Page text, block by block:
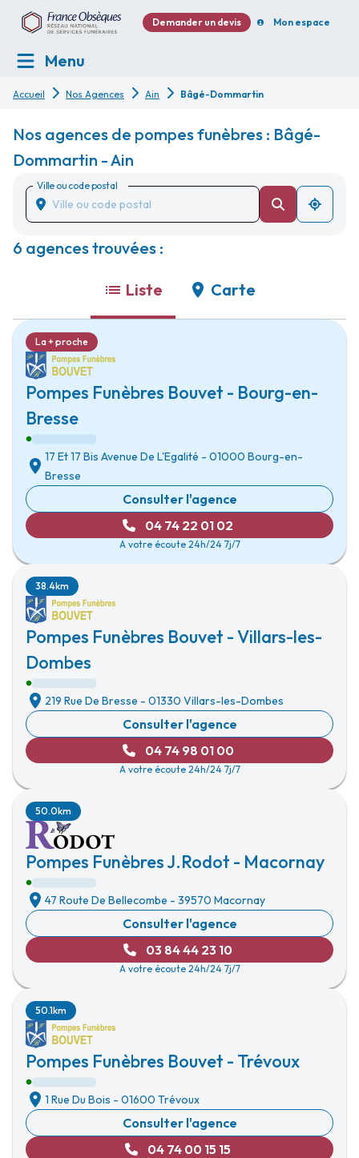
Demander un devis Mon espace
Menu
Accueil Nos Agences Ain Bâgé-Dommartin
Nos agences de pompes funèbres : Bâgé-
Dommartin - Ain
Ville ou code postal
6 agences trouvées :
Liste Carte
Pompes Funèbres Bouvet - Bourg-en-
Bresse
La + proche
17 Et 17 Bis Avenue De L'Egalité - 01000 Bourg-en-
Bresse
Consulter l'agence
04 74 22 01 02
A votre écoute 24h/24 7j/7
Pompes Funèbres Bouvet - Villars-les-
Dombes
38.4km
219 Rue De Bresse - 01330 Villars-les-Dombes
Consulter l'agence
04 74 98 01 00
A votre écoute 24h/24 7j/7
Pompes Funèbres J.Rodot - Macornay
50.0km
47 Route De Bellecombe - 39570 Macornay
Consulter l'agence
03 84 44 23 10
A votre écoute 24h/24 7j/7
Pompes Funèbres Bouvet - Trévoux
50.1km
1 Rue Du Bois - 01600 Trévoux
Consulter l'agence
04 74 00 15 15